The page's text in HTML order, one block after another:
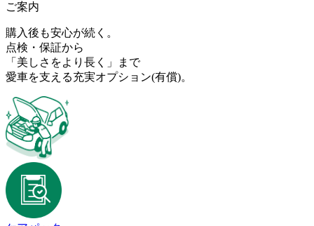
ご案内
購入後も安心が続く。
点検・保証から
「美しさをより長く」まで
愛車を支える充実オプション(有償)。